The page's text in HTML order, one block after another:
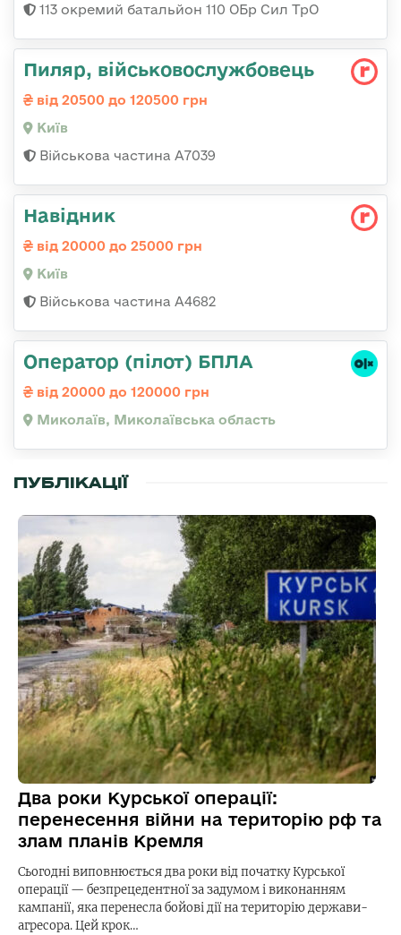
113 окремий батальйон 110 ОБр Сил ТрО
Пиляр, військовослужбовець
від 20500 до 120500 грн
Київ
Військова частина А7039
Навідник
від 20000 до 25000 грн
Київ
Військова частина А4682
Оператор (пілот) БПЛА
від 20000 до 120000 грн
Миколаїв, Миколаївська область
ПУБЛІКАЦІЇ
Два роки Курської операції:
перенесення війни на територію рф та
злам планів Кремля
Сьогодні виповнюється два роки від початку Курської
операції — безпрецедентної за задумом і виконанням
кампанії, яка перенесла бойові дії на територію держави-
агресора. Цей крок…